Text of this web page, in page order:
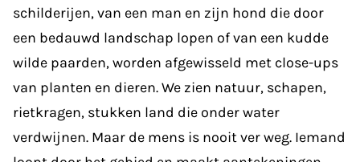
schilderijen, van een man en zijn hond die door
een bedauwd landschap lopen of van een kudde
wilde paarden, worden afgewisseld met close-ups
van planten en dieren. We zien natuur, schapen,
rietkragen, stukken land die onder water
verdwijnen. Maar de mens is nooit ver weg. Iemand